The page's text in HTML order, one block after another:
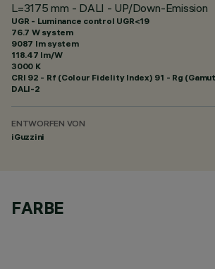
L=3175 mm - DALI - UP/Down-Emission
UGR - Luminance control UGR<19
76.7 W system
9087 lm system
118.47 lm/W
3000 K
CRI 92 - Rf (Colour Fidelity Index) 91 - Rg
DALI-2
ENTWORFEN VON
iGuzzini
FARBE